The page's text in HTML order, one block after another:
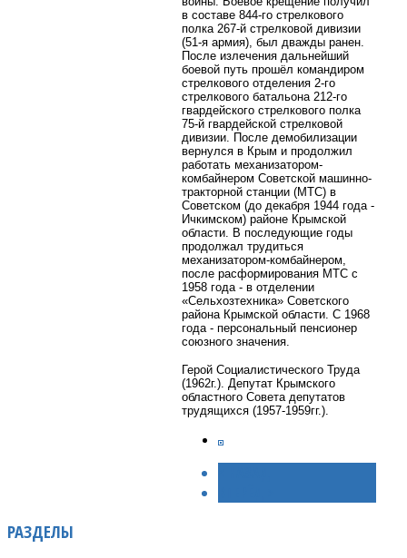
в составе 844-го стрелкового
полка 267-й стрелковой дивизии
(51-я армия), был дважды ранен.
После излечения дальнейший
боевой путь прошёл командиром
стрелкового отделения 2-го
стрелкового батальона 212-го
гвардейского стрелкового полка
75-й гвардейской стрелковой
дивизии. После демобилизации
вернулся в Крым и продолжил
работать механизатором-
комбайнером Советской машинно-
тракторной станции (МТС) в
Советском (до декабря 1944 года -
Ичкимском) районе Крымской
области. В последующие годы
продолжал трудиться
механизатором-комбайнером,
после расформирования МТС с
1958 года - в отделении
«Сельхозтехника» Советского
района Крымской области. С 1968
года - персональный пенсионер
союзного значения.
Герой Социалистического Труда
(1962г.). Депутат Крымского
областного Совета депутатов
трудящихся (1957-1959гг.).
РАЗДЕЛЫ